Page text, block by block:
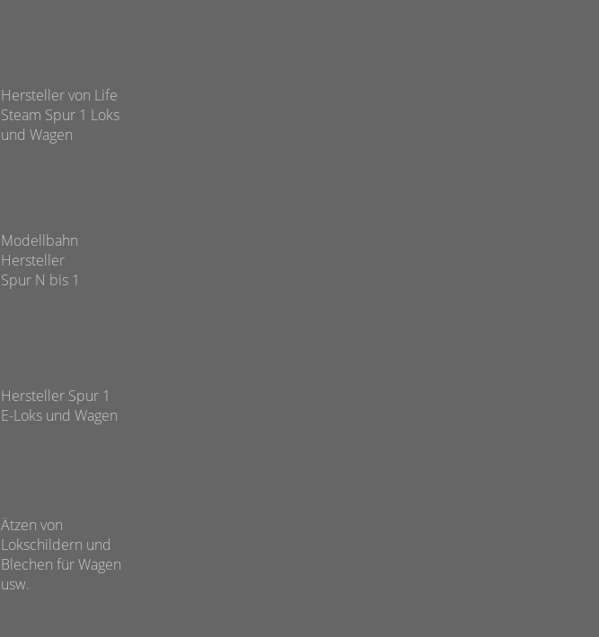
Hersteller von Life
Steam Spur 1 Loks
und Wagen
Modellbahn
Hersteller
Spur N bis 1
Hersteller Spur 1
E-Loks und Wagen
Ätzen von
Lokschildern und
Blechen für Wagen
usw.